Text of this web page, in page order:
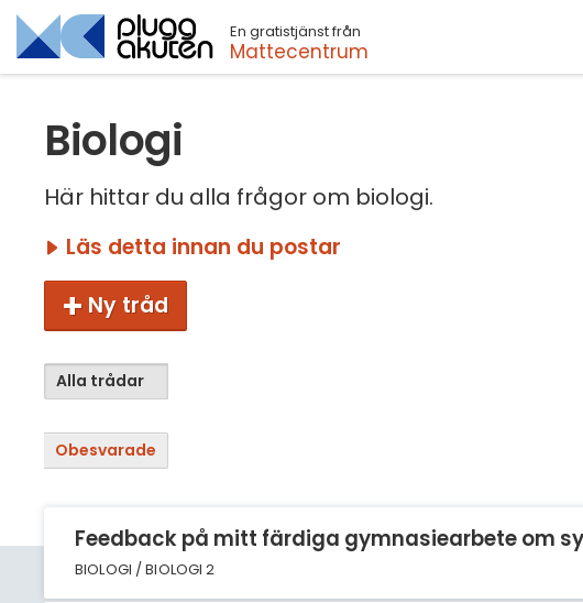
En gratistjänst från
Mattecentrum
Biologi
Här hittar du alla frågor om biologi.
Läs detta innan du postar
Ny tråd
Alla trådar
Obesvarade
Feedback på mitt färdiga gymnasiearbete om
BIOLOGI / BIOLOGI 2
Sök